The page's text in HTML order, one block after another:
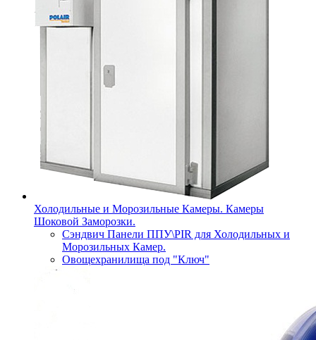
Холодильные и Морозильные Камеры. Камеры
Шоковой Заморозки.
Сэндвич Панели ППУ\PIR для Холодильных и
Морозильных Камер.
Овощехранилища под "Ключ"